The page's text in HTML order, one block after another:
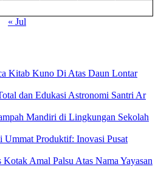
« Jul
Kitab Kuno Di Atas Daun Lontar
dan Edukasi Astronomi Santri Ar
Mandiri di Lingkungan Sekolah
Ummat Produktif: Inovasi Pusat
Amal Palsu Atas Nama Yayasan